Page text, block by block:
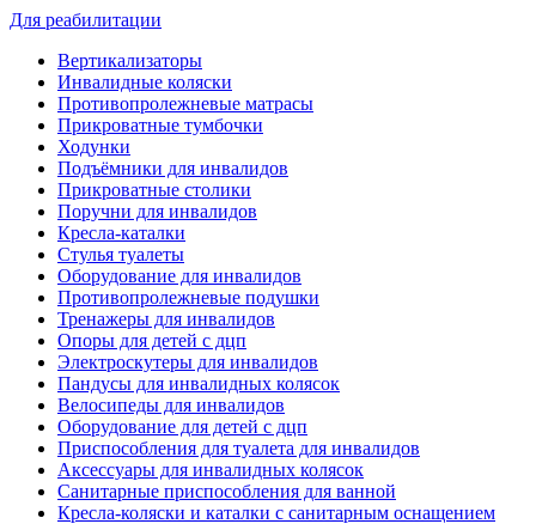
Для реабилитации
Вертикализаторы
Инвалидные коляски
Противопролежневые матрасы
Прикроватные тумбочки
Ходунки
Подъёмники для инвалидов
Прикроватные столики
Поручни для инвалидов
Кресла-каталки
Стулья туалеты
Оборудование для инвалидов
Противопролежневые подушки
Тренажеры для инвалидов
Опоры для детей с дцп
Электроскутеры для инвалидов
Пандусы для инвалидных колясок
Велосипеды для инвалидов
Оборудование для детей с дцп
Приспособления для туалета для инвалидов
Аксессуары для инвалидных колясок
Санитарные приспособления для ванной
Кресла-коляски и каталки с санитарным оснащением